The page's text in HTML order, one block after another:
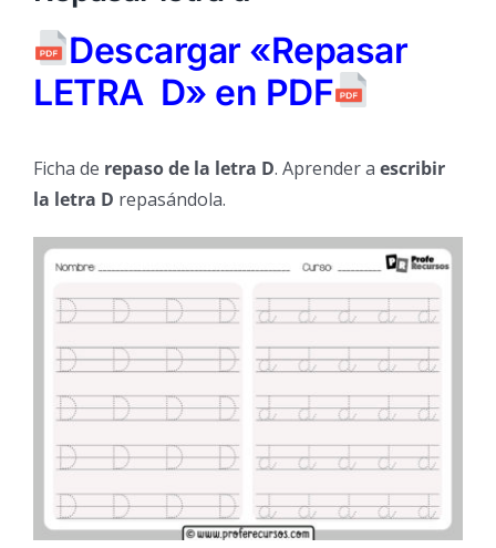
Descargar «Repasar
LETRA D» en PDF
Ficha de repaso de la letra D. Aprender a escribir
la letra D repasándola.